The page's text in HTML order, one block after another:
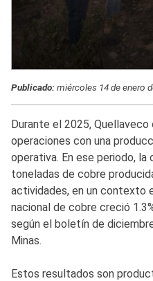
Publicado:miércoles 14 de enero
Durante el 2025,
operaciones con una
operativa. En ese periodo,
toneladas de cobre
actividades, en un contexto
nacional de cobre creció
según el boletín de
Minas.
Estos resultados son